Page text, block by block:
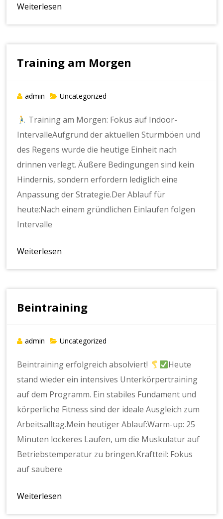
Weiterlesen
Training am Morgen
admin Uncategorized
Training am Morgen: Fokus auf Indoor-
IntervalleAufgrund der aktuellen Sturmböen und
des Regens wurde die heutige Einheit nach
drinnen verlegt. Äußere Bedingungen sind kein
Hindernis, sondern erfordern lediglich eine
Anpassung der Strategie.Der Ablauf für
heute:Nach einem gründlichen Einlaufen folgen
Intervalle
Weiterlesen
Beintraining
admin Uncategorized
Beintraining erfolgreich absolviert!
Heute
stand wieder ein intensives Unterkörpertraining
auf dem Programm. Ein stabiles Fundament und
körperliche Fitness sind der ideale Ausgleich zum
Arbeitsalltag.Mein heutiger Ablauf:Warm-up: 25
Minuten lockeres Laufen, um die Muskulatur auf
Betriebstemperatur zu bringen.Kraftteil: Fokus
auf saubere
Weiterlesen